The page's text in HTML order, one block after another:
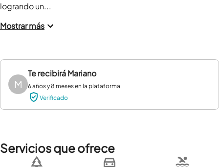
logrando un...
Mostrar más
M
Te recibiráMariano
6 años y 8 meses en la plataforma
Verificado
Servicios que ofrece